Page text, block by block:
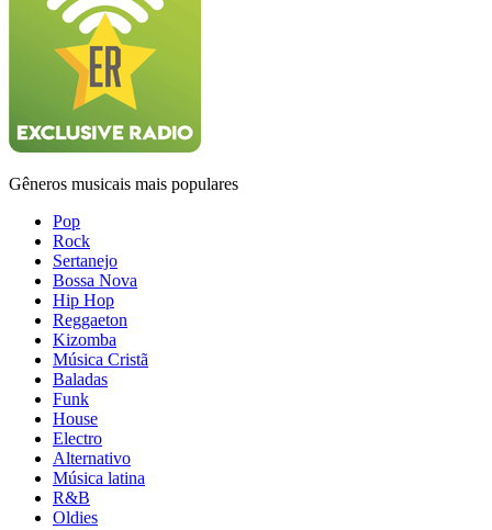
Gêneros musicais mais populares
Pop
Rock
Sertanejo
Bossa Nova
Hip Hop
Reggaeton
Kizomba
Música Cristã
Baladas
Funk
House
Electro
Alternativo
Música latina
R&B
Oldies